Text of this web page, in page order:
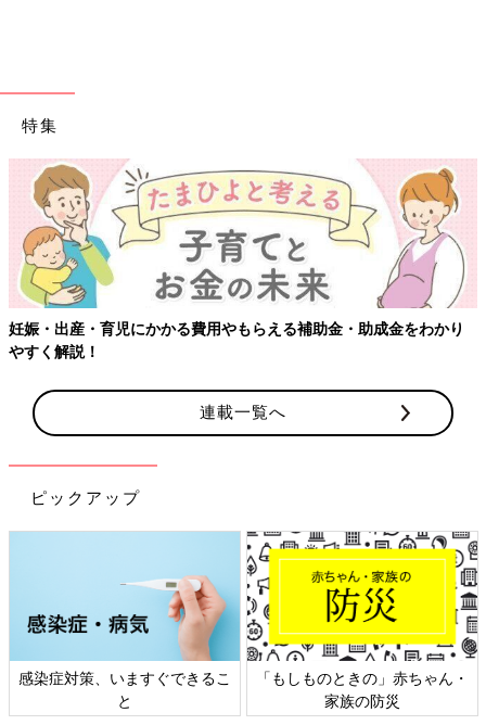
特集
妊娠・出産・育児にかかる費用やもらえる補助金・助成金をわかり
やすく解説！
連載一覧へ
ピックアップ
感染症対策、いますぐできるこ
と
「もしものときの」赤ちゃん・
家族の防災